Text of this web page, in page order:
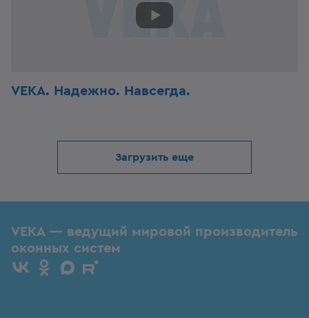
VEKA. Надежно. Навсегда.
Загрузить еще
VEKA — ведущий мировой производитель
оконных систем